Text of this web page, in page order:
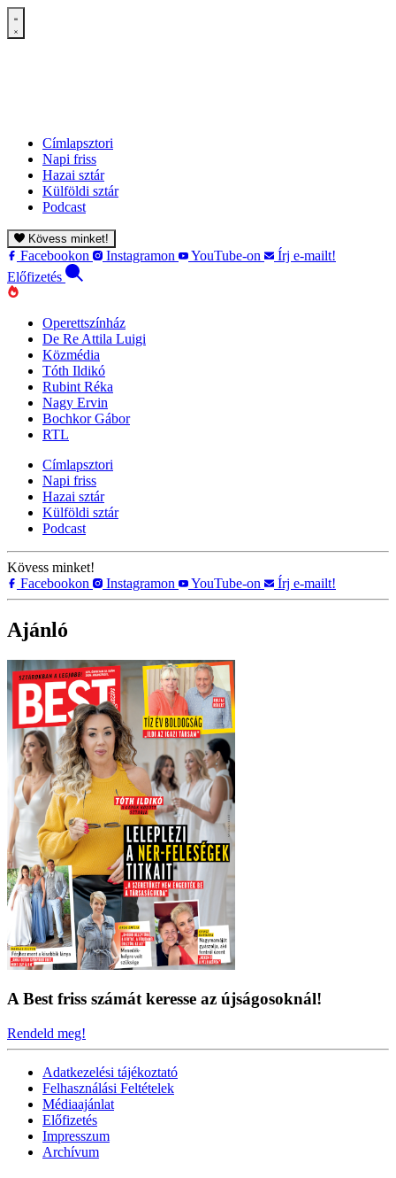
Címlapsztori
Napi friss
Hazai sztár
Külföldi sztár
Podcast
Kövess minket!
Facebookon Instagramon YouTube-on
Írj e-mailt!
Előfizetés
Operettszínház
De Re Attila Luigi
Közmédia
Tóth Ildikó
Rubint Réka
Nagy Ervin
Bochkor Gábor
RTL
Címlapsztori
Napi friss
Hazai sztár
Külföldi sztár
Podcast
Kövess minket!
Facebookon
Instagramon YouTube-on Írj e-mailt!
Ajánló
A Best friss számát keresse az újságosoknál!
Rendeld meg!
Adatkezelési tájékoztató
Felhasználási Feltételek
Médiaajánlat
Előfizetés
Impresszum
Archívum